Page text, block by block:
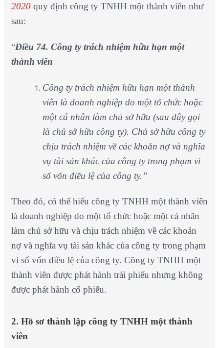
2020quy định công ty TNHH một thành viên như
sau:
“Điều 74. Công ty trách nhiệm hữu hạn một
thành viên
Công ty trách nhiệm hữu hạn một thành
viên là doanh nghiệp do một tổ chức hoặc
một cá nhân làm chủ sở hữu (sau đây gọi
là chủ sở hữu công ty). Chủ sở hữu công ty
chịu trách nhiệm về các khoản nợ và nghĩa
vụ tài sản khác của công ty trong phạm vi
số vốn điều lệ của công ty.”
Theo đó, có thể hiểu công ty TNHH một thành viên
là doanh nghiệp do một tổ chức hoặc một cá nhân
làm chủ sở hữu và chịu trách nhiệm về các khoản
nợ và nghĩa vụ tài sản khác của công ty trong phạm
vi số vốn điều lệ của công ty. Công ty TNHH một
thành viên được phát hành trái phiếu nhưng không
được phát hành cổ phiếu.
2. Hồ sơ thành lập công ty TNHH một thành
viên